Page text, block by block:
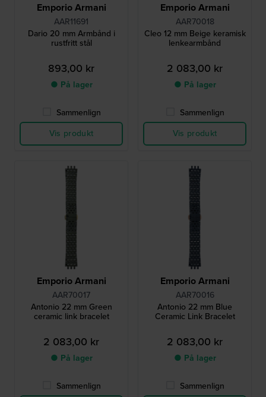
Emporio Armani
AAR11691
Dario 20 mm Armbånd i
rustfritt stål
893,00 kr
● På lager
Sammenlign
Vis produkt
Emporio Armani
AAR70018
Cleo 12 mm Beige keramisk
lenkearmbånd
2 083,00 kr
● På lager
Sammenlign
Vis produkt
Emporio Armani
AAR70017
Antonio 22 mm Green
ceramic link bracelet
2 083,00 kr
● På lager
Sammenlign
Emporio Armani
AAR70016
Antonio 22 mm Blue
Ceramic Link Bracelet
2 083,00 kr
● På lager
Sammenlign